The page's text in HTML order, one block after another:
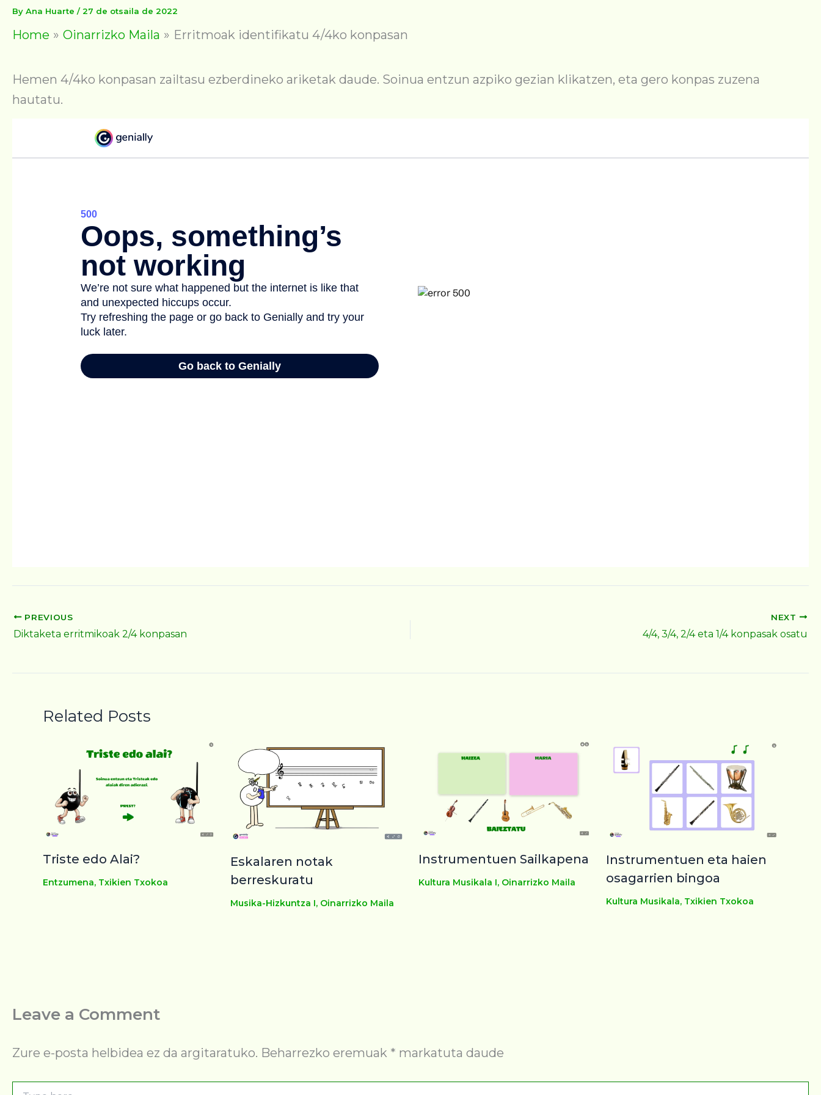
By Ana Huarte /27 de otsaila de 2022
Home Oinarrizko Maila Erritmoak identifikatu 4/4ko konpasan
Hemen 4/4ko konpasan zailtasu ezberdineko ariketak daude. Soinua entzun azpiko gezian klikatzen, eta gero konpas zuzena
hautatu.
PREVIOUS
Diktaketa erritmikoak 2/4 konpasan
NEXT
4/4, 3/4, 2/4 eta 1/4 konpasak osatu
Related Posts
Triste edo Alai?
Entzumena, Txikien Txokoa
Eskalaren notak
berreskuratu
Musika-Hizkuntza I, Oinarrizko Maila
Instrumentuen Sailkapena
Kultura Musikala I, Oinarrizko Maila
Instrumentuen eta haien
osagarrien bingoa
Kultura Musikala, Txikien Txokoa
Leave a Comment
Zure e-posta helbidea ez da argitaratuko. Beharrezko eremuak * markatuta daude